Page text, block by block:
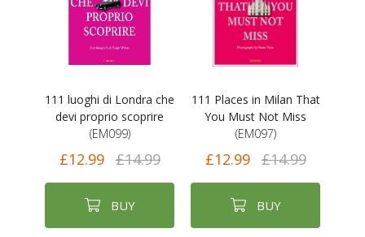
111 luoghi di Londra che
devi proprio scoprire
(EM099)
£12.99 £14.99
BUY
111 Places in Milan That
You Must Not Miss
(EM097)
£12.99 £14.99
BUY